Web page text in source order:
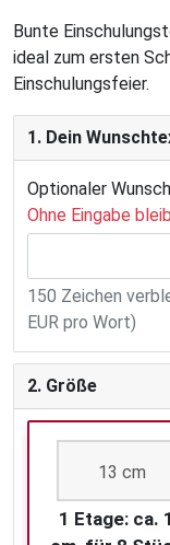
Bunte
ideal zum ersten
Einschulungsfeier.
1. Dein
Optionaler
Ohne Eingabe
150 Zeichen
EUR pro Wort)
2. Größe
13 cm
1 Etage: ca.